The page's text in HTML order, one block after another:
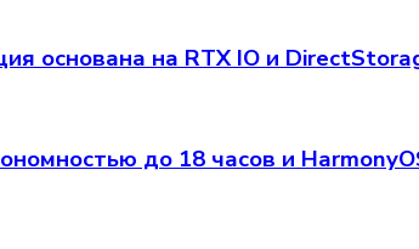
основана на RTX IO и
до 18 часов и